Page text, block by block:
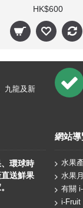
HK$600
九龍及新
環球時
送鮮果
網站導
水果
水果
有關
i-Fruit